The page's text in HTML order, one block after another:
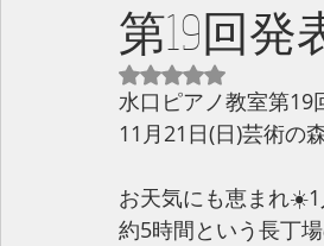
第19回
5つ星のうちNaNと
水口ピアノ教室第
11月21日(日)芸術の
お天気にも恵まれ☀️1
約5時間という長丁